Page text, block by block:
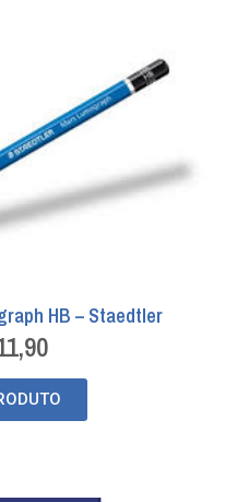
HB – Staedtler